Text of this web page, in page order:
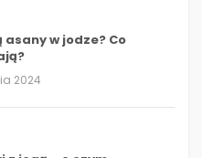
asany w jodze? Co
2024